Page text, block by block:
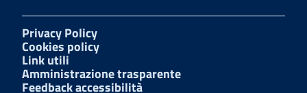
Privacy Policy
Cookies policy
Link utili
Amministrazione trasparente
Feedback accessibilità